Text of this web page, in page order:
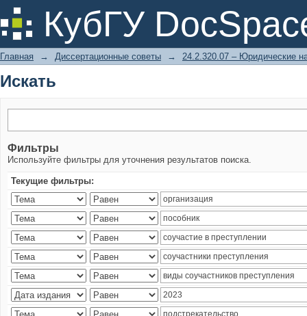
КубГУ
Искать
Главная → Диссертационные советы → 24.2.320.07 – Юридические
Искать
Фильтры
Используйте фильтры для уточнения результатов поиска.
Текущие фильтры: